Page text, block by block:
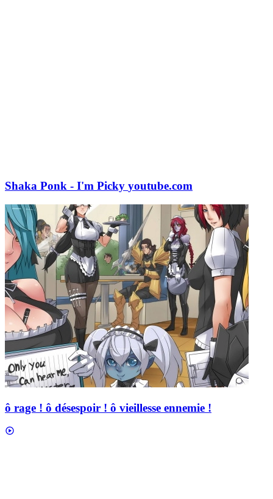
Shaka Ponk - I'm Picky youtube.com
ô rage ! ô désespoir ! ô vieillesse ennemie !